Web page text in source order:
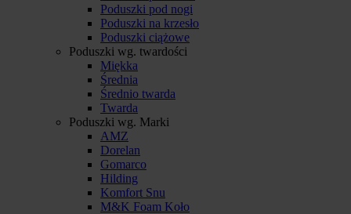
Poduszki pod nogi
Poduszki na krzesło
Poduszki ciążowe
Poduszki wg. twardości
Miękka
Średnia
Średnio twarda
Twarda
Poduszki wg. Marki
AMZ
Dorelan
Gomarco
Hilding
Komfort Snu
M&K Foam Koło